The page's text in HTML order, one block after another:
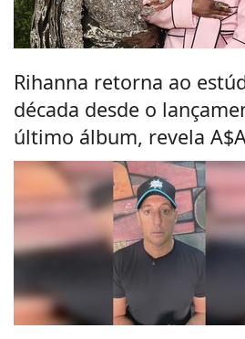
Rihanna retorna ao
década desde o
último álbum, revela